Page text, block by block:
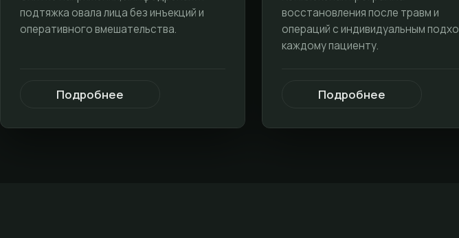
подтяжка овала лица без инъекций и
оперативного вмешательства.
Подробнее
восстановления после травм и
операций с индивидуальным
каждому пациенту.
Подробнее